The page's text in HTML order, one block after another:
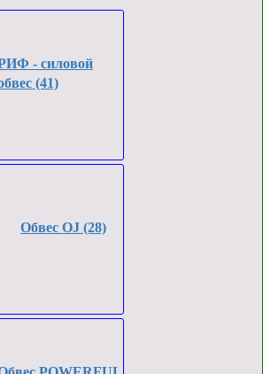
- силовой
(41)
Обвес OJ (28)